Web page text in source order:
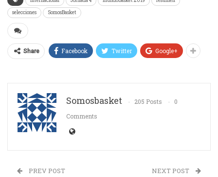
selecciones
SomosBasket
Share Facebook Twitter Google+
Somosbasket 205 Posts
0
Comments
PREV POST NEXT POST